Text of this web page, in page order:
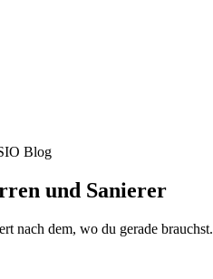
und Sanierer
nach dem, wo du gerade brauchst.